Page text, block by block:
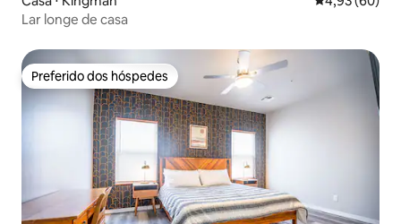
Lar longe de casa
Preferido dos hóspedes
Preferido dos hóspedes